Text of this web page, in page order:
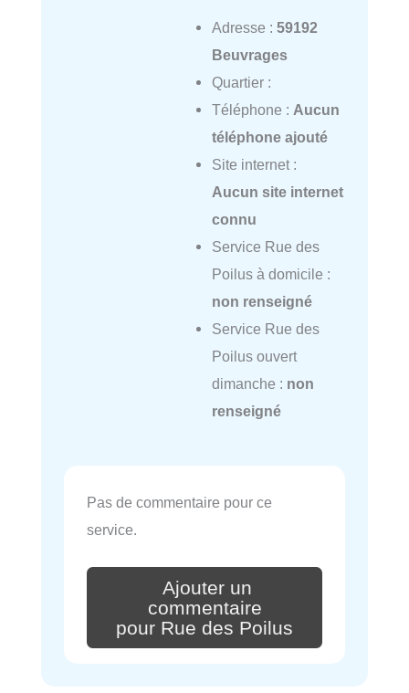
Adresse : 59192
Beuvrages
Quartier :
Téléphone : Aucun
téléphone ajouté
Site internet :
Aucun site internet
connu
Service Rue des
Poilus à domicile :
non renseigné
Service Rue des
Poilus ouvert
dimanche : non
renseigné
Pas de commentaire pour ce
service.
Ajouter un
commentaire
pour Rue des Poilus